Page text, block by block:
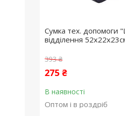
Сумка тех. допомоги
відділення
393 ₴
275 ₴
В наявності
Оптом і в роздріб